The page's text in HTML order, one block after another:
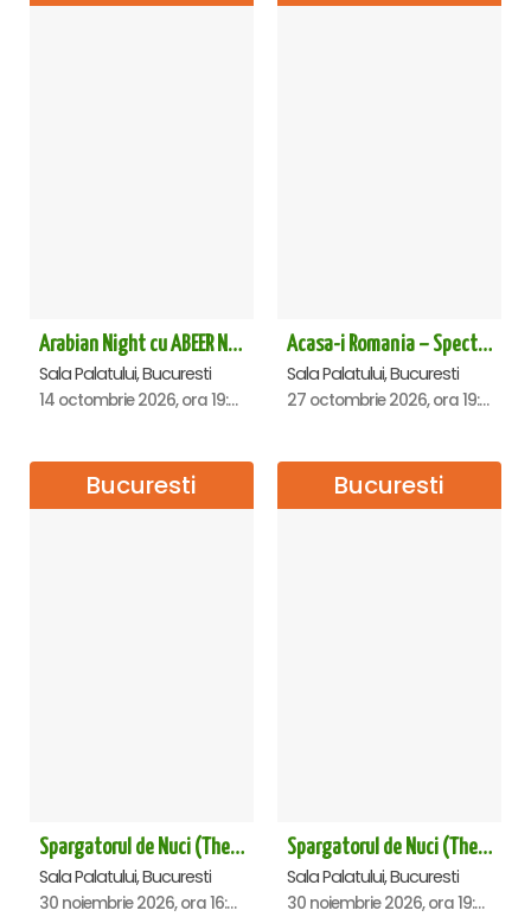
Arabian Night cu ABEER NEHME – Concert extraordinar la Sala Palatului
Sala Palatului, Bucuresti
14 octombrie 2026, ora 19:00
Acasa-i Romania – Spectacol
Sala Palatului, Bucuresti
27 octombrie 2026, ora 19:00
Bucuresti
Spargatorul de Nuci (The Nutcracker) -UKRAINIAN CLASSICAL BALLET (ora 16.00) - Bucuresti
Sala Palatului, Bucuresti
30 noiembrie 2026, ora 16:00
Bucuresti
Spargatorul de Nuci (The Nutcracker) -UKRAINIAN CLASSICAL BALLET (ora 19.30) - Bucuresti
Sala Palatului, Bucuresti
30 noiembrie 2026, ora 19:30